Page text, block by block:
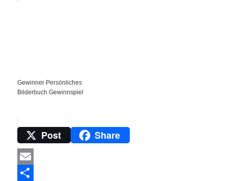
Gewinner Persönliches
Bilderbuch Gewinnspiel
Post Share
Email